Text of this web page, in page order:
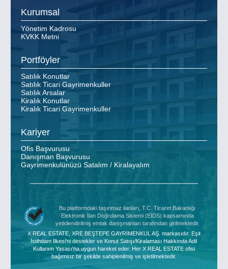
Kurumsal
Yönetim Kadrosu
KVKK Metni
Portföyler
Satılık Konutlar
Satılık Ticari Gayrimenkuller
Satılık Arsalar
Kiralık Konutlar
Kiralık Ticari Gayrimenkuller
Kariyer
Ofis Başvurusu
Danışman Başvurusu
Gayrimenkulünüzü Satalım / Kiralayalım
Bu platformdaki taşınmaz ilanları, T.C. Ticaret Bakanlığı
Elektronik İlan Doğrulama Sistemi (EİDS) kapsamında
yetkilendirilmiş emlak danışmanları tarafından girilmektedir.
X REAL ESTATE, XRE BEŞTEPE GAYRİMENKUL AŞ. markasıdır. Eşit
İstihdam İlkesi'ni destekler ve Konut Satışı/Kiralaması Hakkında Adil
Kullanım Yasası'na uygun hareket eder. Her X REAL ESTATE ofisi
bağımsız bir şekilde sahiplenilmiş ve işletilmektedir.